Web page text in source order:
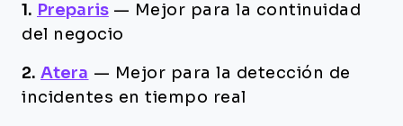
1. Preparis — Mejor para la continuidad
del negocio
2. Atera — Mejor para la detección de
incidentes en tiempo real